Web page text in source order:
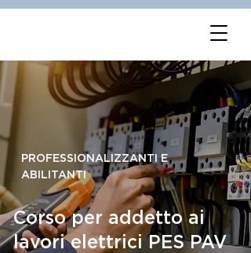
PROFESSIONALIZZANTI E
ABILITANTI
Corso per addetto ai
lavori elettrici PES PAV